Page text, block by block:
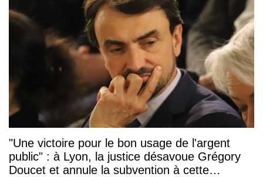
"Une victoire pour le bon usage de l'argent
public" : à Lyon, la justice désavoue Grégory
Doucet et annule la subvention à cette